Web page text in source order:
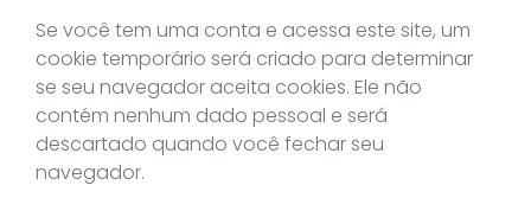
Se você tem uma conta e acessa este site, um
cookie temporário será criado para determinar
se seu navegador aceita cookies. Ele não
contém nenhum dado pessoal e será
descartado quando você fechar seu
navegador.